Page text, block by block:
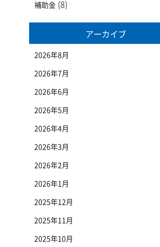
補助金 (8)
アーカイブ
2026年8月
2026年7月
2026年6月
2026年5月
2026年4月
2026年3月
2026年2月
2026年1月
2025年12月
2025年11月
2025年10月